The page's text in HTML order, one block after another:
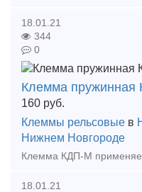
18.01.21
344
0
Клемма
160 руб.
Клеммы рельсовые в
Нижнем Новгороде
18.01.21